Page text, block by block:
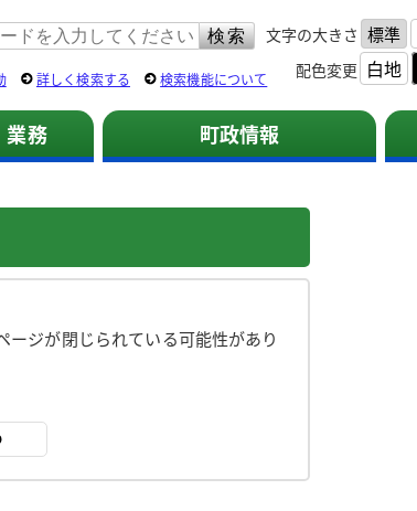
ムページ 文字の大きさ 標準
配色変更 白地
詳しく検索する 検索機能について
業務 町政情報
ジが閉じられている可能性があり